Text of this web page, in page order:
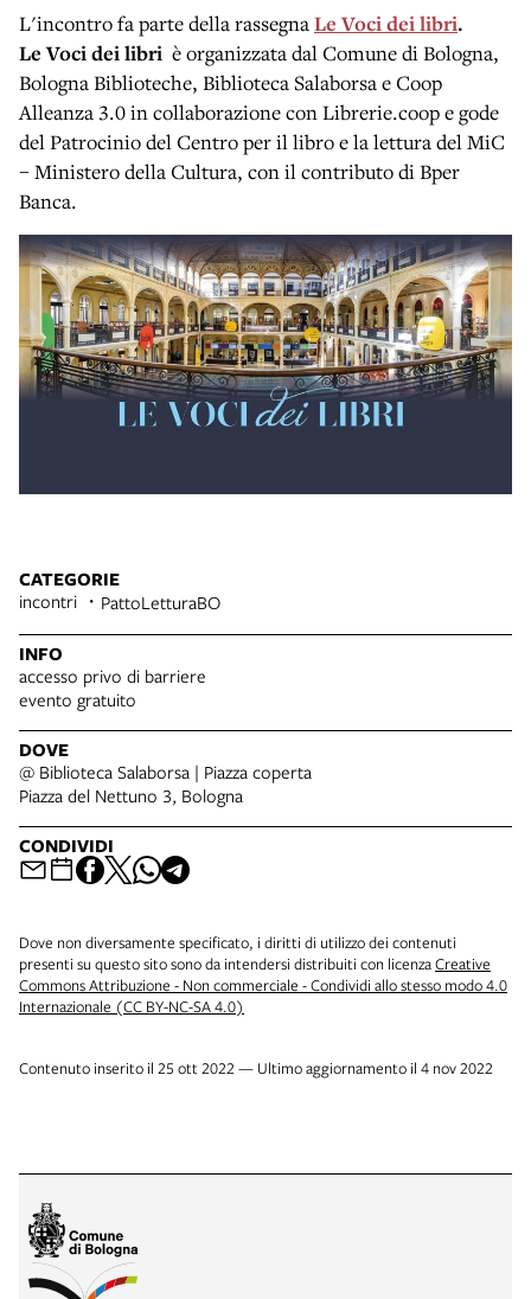
L'incontro fa parte della rassegnaLe Voci dei libri.
Le Voci dei libri è organizzata dal Comune di Bologna,
Bologna Biblioteche, Biblioteca Salaborsa e Coop
Alleanza 3.0 in collaborazione con Librerie.coop e gode
del Patrocinio del Centro per il libro e la lettura del MiC
– Ministero della Cultura, con il contributo di Bper
Banca.
CATEGORIE
incontri PattoLetturaBO
INFO
accesso privo di barriere
evento gratuito
DOVE
@ Biblioteca Salaborsa | Piazza coperta
Piazza del Nettuno 3, Bologna
CONDIVIDI
Dove non diversamente specificato, i diritti di utilizzo dei contenuti
presenti su questo sito sono da intendersi distribuiti con licenzaCreative
Commons Attribuzione - Non commerciale - Condividi allo stesso modo 4.0
Internazionale (CC BY-NC-SA 4.0)
Contenuto inserito il 25 ott 2022 — Ultimo aggiornamento il 4 nov 2022